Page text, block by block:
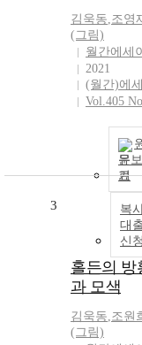
김욱동,조영
(그림)
월간에세
2021
(월간)에
Vol.405
문보
기
복
대
신
3
홀든의 방
과 모색
김욱동,조원
(그림)